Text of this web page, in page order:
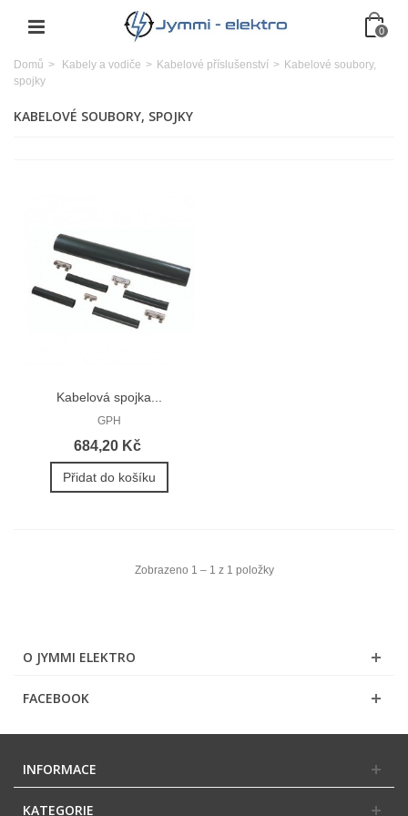
0
Domů > Kabely a vodiče > Kabelové příslušenství > Kabelové soubory,
spojky
KABELOVÉ SOUBORY, SPOJKY
Kabelová spojka...
GPH
684,20 Kč
Přidat do košíku
Zobrazeno 1 – 1 z 1 položky
O JYMMI ELEKTRO
FACEBOOK
INFORMACE
KATEGORIE